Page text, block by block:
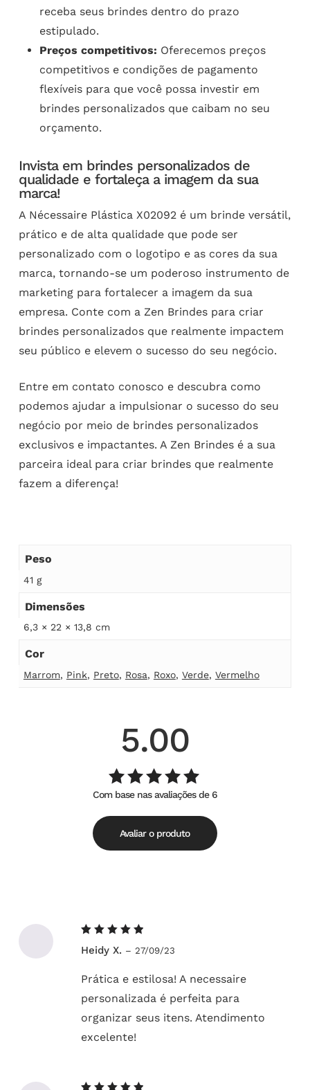
receba seus brindes dentro do prazo
estipulado.
Preços competitivos: Oferecemos preços
competitivos e condições de pagamento
flexíveis para que você possa investir em
brindes personalizados que caibam no seu
orçamento.
Invista em brindes personalizados de
qualidade e fortaleça a imagem da sua
marca!
A Nécessaire Plástica X02092 é um brinde versátil,
prático e de alta qualidade que pode ser
personalizado com o logotipo e as cores da sua
marca, tornando-se um poderoso instrumento de
marketing para fortalecer a imagem da sua
empresa. Conte com a Zen Brindes para criar
brindes personalizados que realmente impactem
seu público e elevem o sucesso do seu negócio.
Entre em contato conosco e descubra como
podemos ajudar a impulsionar o sucesso do seu
negócio por meio de brindes personalizados
exclusivos e impactantes. A Zen Brindes é a sua
parceira ideal para criar brindes que realmente
fazem a diferença!
Peso
41 g
Dimensões
6,3 × 22 × 13,8 cm
Cor
Marrom, Pink, Preto, Rosa, Roxo, Verde, Vermelho
5.00
Avaliação
5.00de
5
Com base nas avaliações de 6
Avaliar o produto
5de 5
Heidy X. – 27/09/23
Prática e estilosa! A necessaire
personalizada é perfeita para
organizar seus itens. Atendimento
excelente!